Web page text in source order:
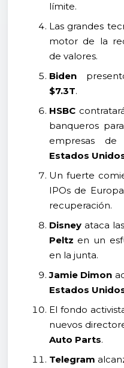
límite.
Las grandes
motor de la
de valores.
Biden
$7.3T.
HSBC
banqueros
empresas
Estados
Un fuerte
IPOs de
recuperación.
Disneyataca
Peltz en un
en la junta.
Jamie Dimon
Estados
El fondo
nuevos
Auto Parts.
Telegram